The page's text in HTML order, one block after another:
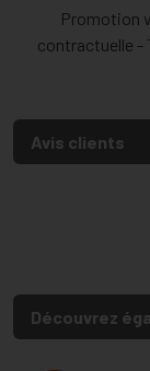
Promotion
contractuelle -
Avis clients
Découvrez